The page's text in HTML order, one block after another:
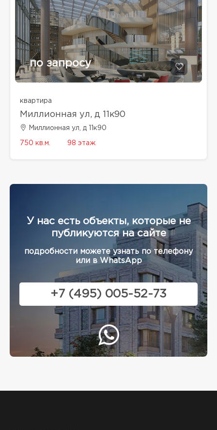
по запросу
квартира
Миллионная ул, д 11к90
Миллионная ул, д 11к90
750 кв.м. 98 этаж
У нас есть объекты, которые не
публикуются на сайте
подробности можете узнать по телефону
или в WhatsApp
+7 (495) 005-52-73